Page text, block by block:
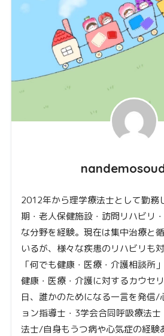
2012年から理学療法士として勤務
期・老人保健施設・訪問リハビリ
な分野を経験。現在は集中治療と
いるが、様々な疾患のリハビリも
「何でも健康・医療・介護相談所
健康・医療・介護に対するカウセ
日、誰かのためになる一言を発信/
ョン指導士・3学会合同呼吸療法
法士/自身もうつ病や心気症の経験